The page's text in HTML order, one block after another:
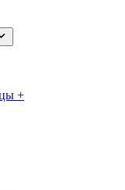
+